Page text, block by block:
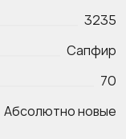
3235
Сапфир
70
Абсолютно новые